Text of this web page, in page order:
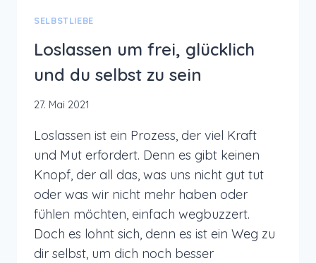
SELBSTLIEBE
Loslassen um frei, glücklich
und du selbst zu sein
27. Mai 2021
Loslassen ist ein Prozess, der viel Kraft
und Mut erfordert. Denn es gibt keinen
Knopf, der all das, was uns nicht gut tut
oder was wir nicht mehr haben oder
fühlen möchten, einfach wegbuzzert.
Doch es lohnt sich, denn es ist ein Weg zu
dir selbst, um dich noch besser